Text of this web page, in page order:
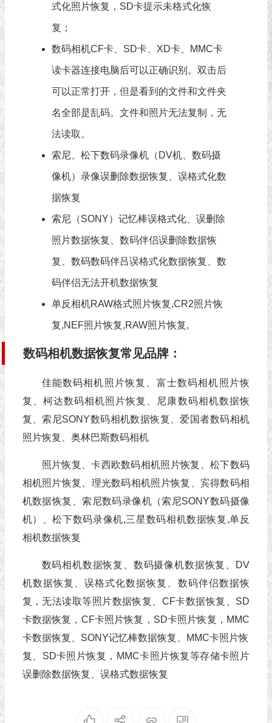
式化照片恢复，SD卡提示未格式化恢
复；
数码相机CF卡、SD卡、XD卡、MMC卡
读卡器连接电脑后可以正确识别。双击后
可以正常打开，但是看到的文件和文件夹
名全部是乱码。文件和照片无法复制，无
法读取。
索尼、松下数码录像机（DV机、数码摄
像机）录像误删除数据恢复、误格式化数
据恢复
索尼（SONY）记忆棒误格式化、误删除
照片数据恢复、数码伴侣误删除数据恢
复、数码数码伴吕误格式化数据恢复、数
码伴侣无法开机数据恢复
单反相机RAW格式照片恢复,CR2照片恢
复,NEF照片恢复,RAW照片恢复,
数码相机数据恢复常见品牌：
佳能数码相机照片恢复、富士数码相机照片恢
复、柯达数码相机照片恢复、尼康数码相机数据恢
复、索尼SONY数码相机数据恢复、爱国者数码相机
照片恢复、奥林巴斯数码相机
照片恢复、卡西欧数码相机照片恢复、松下数码
相机照片恢复、理光数码相机照片恢复、宾得数码相
机数据恢复、索尼数码录像机（索尼SONY数码摄像
机）、松下数码录像机,三星数码相机数据恢复,单反
相机数据恢复
数码相机数据恢复、数码摄像机数据恢复、DV
机数据恢复、误格式化数据恢复、数码伴侣数据恢
复，无法读取等照片数据恢复、CF卡数据恢复、SD
卡数据恢复，CF卡照片恢复，SD卡照片恢复，MMC
卡数据恢复、SONY记忆棒数据恢复、MMC卡照片恢
复、SD卡照片恢复，MMC卡照片恢复等存储卡照片
误删除数据恢复、误格式数据恢复